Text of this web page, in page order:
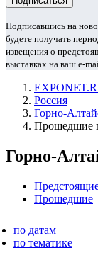
Подписавшись на
будете получать
извещения о
выставках на ваш e-
Россия
Горно-
Прошедшие
Горно-
Прошедшие
по датам
по тематике